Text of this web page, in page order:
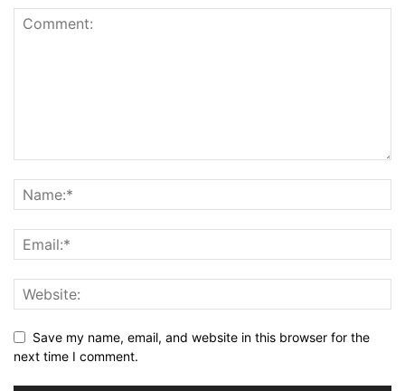
Save my name, email, and website in this browser for the
next time I comment.